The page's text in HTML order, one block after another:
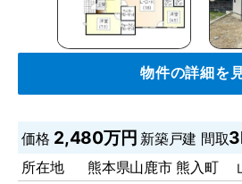
物件の詳細を
価格 2,480万円 新築戸建 間取
所在地
熊本県山鹿市 熊入町